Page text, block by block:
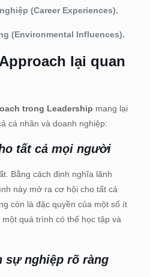
(Career Experiences).
(Environmental Influences).
lại quan
trong Leadership mang lại
cá nhân và doanh nghiệp:
tất cả mọi người
Bằng cách định nghĩa lãnh
này mở ra cơ hội cho tất cả
còn là đặc quyền của một số ít
một quá trình có thể học tập và
sự nghiệp rõ ràng